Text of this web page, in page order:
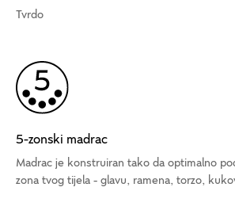
Tvrdo
5-zonski madrac
Madrac je konstruiran tako da optimalno
zona tvog tijela - glavu, ramena, torzo,